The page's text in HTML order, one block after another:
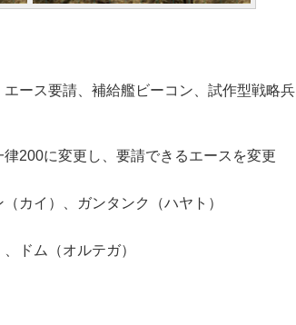
ース要請、補給艦ビーコン、試作型戦略兵
200に変更し、要請できるエースを変更
カイ）、ガンタンク（ハヤト）
ドム（オルテガ）